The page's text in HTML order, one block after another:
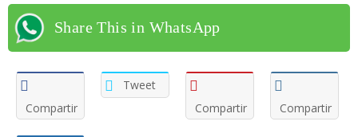
Share This in WhatsApp
Compartir
Tweet
Compartir
Compartir